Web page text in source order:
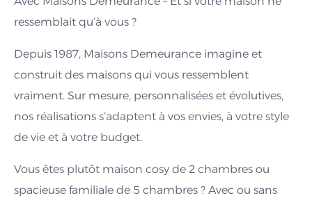
ressemblait qu’à vous ?
Depuis 1987, Maisons Demeurance imagine et
construit des maisons qui vous ressemblent
vraiment. Sur mesure, personnalisées et évolutives,
nos réalisations s’adaptent à vos envies, à votre style
de vie et à votre budget.
Vous êtes plutôt maison cosy de 2 chambres ou
spacieuse familiale de 5 chambres ? Avec ou sans